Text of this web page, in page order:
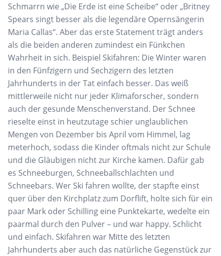
Schmarrn wie „Die Erde ist eine Scheibe“ oder „Britney
Spears singt besser als die legendäre Opernsängerin
Maria Callas“. Aber das erste Statement trägt anders
als die beiden anderen zumindest ein Fünkchen
Wahrheit in sich. Beispiel Skifahren: Die Winter waren
in den Fünfzigern und Sechzigern des letzten
Jahrhunderts in der Tat einfach besser. Das weiß
mittlerweile nicht nur jeder Klimaforscher, sondern
auch der gesunde Menschenverstand. Der Schnee
rieselte einst in heutzutage schier unglaublichen
Mengen von Dezember bis April vom Himmel, lag
meterhoch, sodass die Kinder oftmals nicht zur Schule
und die Gläubigen nicht zur Kirche kamen. Dafür gab
es Schneeburgen, Schneeballschlachten und
Schneebars. Wer Ski fahren wollte, der stapfte einst
quer über den Kirchplatz zum Dorflift, holte sich für ein
paar Mark oder Schilling eine Punktekarte, wedelte ein
paarmal durch den Pulver – und war happy. Schlicht
und einfach. Skifahren war Mitte des letzten
Jahrhunderts aber auch das natürliche Gegenstück zur